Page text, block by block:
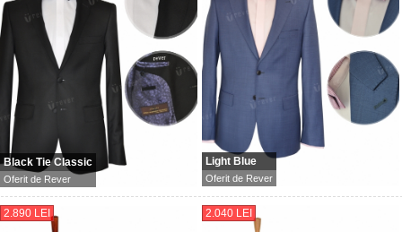
Black Tie Classic
Oferit de Rever
Light Blue
Oferit de Rever
2.890 LEI 2.040 LEI